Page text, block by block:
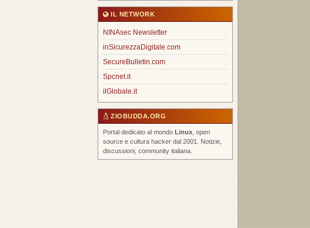
IL NETWORK
NINAsec Newsletter
inSicurezzaDigitale.com
SecureBulletin.com
Spcnet.it
ilGlobale.it
ZIOBUDDA.ORG
Portal dedicato al mondo Linux , open
source e cultura hacker dal 2001. Notizie,
discussioni, community italiana.